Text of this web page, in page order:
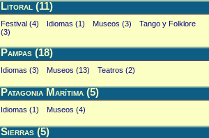
Litoral (11)
Festival (4) Idiomas (1) Museos (3)
Tango y Folklore
(3)
Pampas (18)
Idiomas (3) Museos (13) Teatros (2)
Patagonia Marítima (5)
Idiomas (1) Museos (4)
Sierras (5)